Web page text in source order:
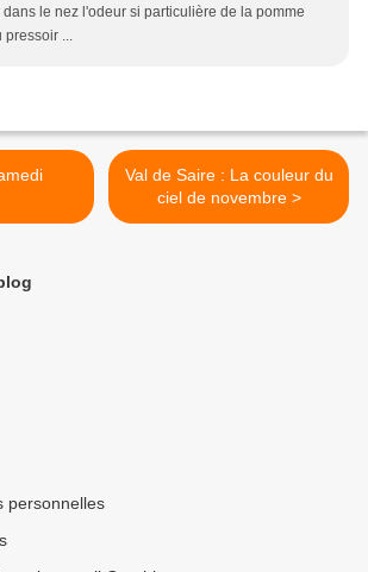
le nez l'odeur si particulière de la pomme
pressoir ...
Val de Saire : La couleur du
ciel de novembre >
personnelles